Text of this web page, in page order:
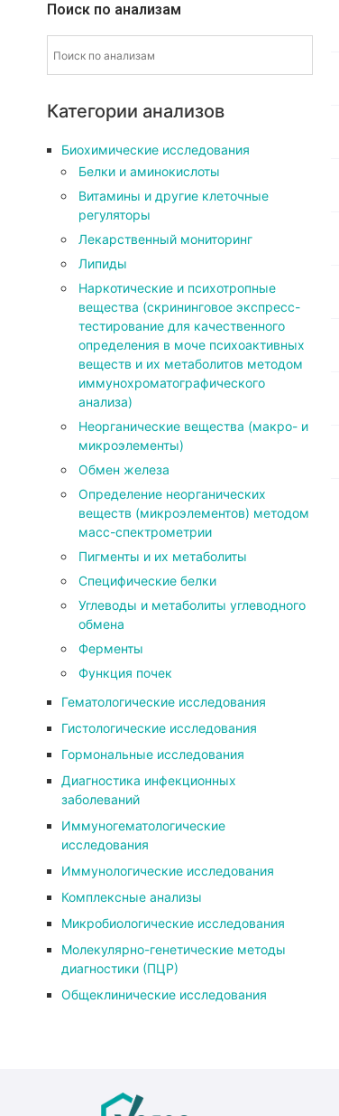
Поиск по анализам
Категории анализов
Биохимические исследования
Белки и аминокислоты
Витамины и другие клеточные
регуляторы
Лекарственный мониторинг
Липиды
Наркотические и психотропные
вещества (скрининговое экспресс-
тестирование для качественного
определения в моче психоактивных
веществ и их метаболитов методом
иммунохроматографического
анализа)
Неорганические вещества (макро- и
микроэлементы)
Обмен железа
Определение неорганических
веществ (микроэлементов) методом
масс-спектрометрии
Пигменты и их метаболиты
Специфические белки
Углеводы и метаболиты углеводного
обмена
Ферменты
Функция почек
Гематологические исследования
Гистологические исследования
Гормональные исследования
Диагностика инфекционных
заболеваний
Иммуногематологические
исследования
Иммунологические исследования
Комплексные анализы
Микробиологические исследования
Молекулярно-генетические методы
диагностики (ПЦР)
Общеклинические исследования